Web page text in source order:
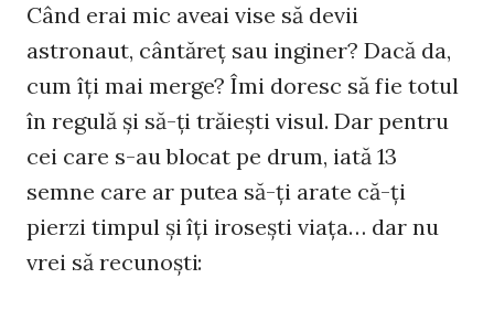
Când erai mic aveai vise să devii
astronaut, cântăreţ sau inginer? Dacă da,
cum îţi mai merge? Îmi doresc să fie totul
în regulă şi să-ţi trăieşti visul. Dar pentru
cei care s-au blocat pe drum, iată 13
semne care ar putea să-ţi arate că-ţi
pierzi timpul şi îţi iroseşti viaţa… dar nu
vrei să recunoşti: